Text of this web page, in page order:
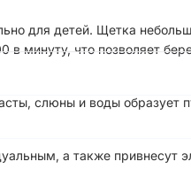
для детей. Щетка
в минуту, что позволяет
слюны и воды образует
а также привнесут